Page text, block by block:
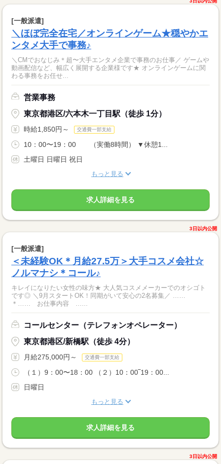
[一般派遣]
＼ほぼ完全在宅／オンラインゲーム★穏やかエ
ンタメ大手で事務♪
＼CMでおなじみ＊超〜大手エンタメ企業で事務のお仕事／ ゲームや
動画配信など、幅広く展開する企業様です★ オンラインゲームに関
わる事務をお任せ...
営業事務
東京都港区/六本木一丁目駅（徒歩 1分）
時給1,850円～ 交通費一部支給
10：00〜19：00 （実働8時間） ▼休憩1...
土曜日 日曜日 祝日
もっと見る
求人詳細を見る
3日以内公開
[一般派遣]
＜未経験OK＊月給27.5万＞大手コスメ会社☆
ノルマナシ＊コール♪
キレイになりたい女性の味方★ 大人気コスメメーカーでのオシゴト
です◎ ＼9月スタートOK！同期がいて安心の2名募集／ ……
＊…… お仕事内容 …...
コールセンター（テレフォンオペレーター）
東京都港区/新橋駅（徒歩 4分）
月給275,000円～ 交通費一部支給
（１）9：00〜18：00 （２）10：00‾19：00...
日曜日
もっと見る
求人詳細を見る
3日以内公開